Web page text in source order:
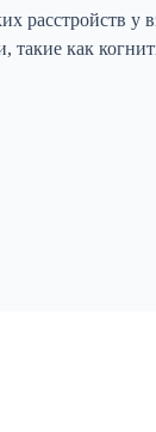
расстройств
как